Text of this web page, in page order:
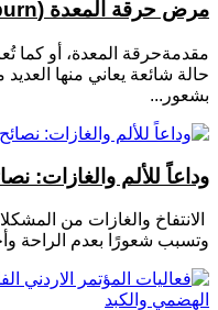
مرض حرقة المعدة (Heartburn)
مقدمةحرقة المعدة، أو كما
حالة شائعة يعاني منها
بشعور...
وداعاً للألم والغازات:
الانتفاخ والغازات من
وتسبب شعورًا بعدم الراحة